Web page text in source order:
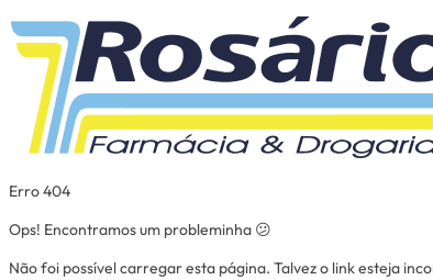
Erro 404
Ops! Encontramos um probleminha 😕
Não foi possível carregar esta página. Talvez o link esteja